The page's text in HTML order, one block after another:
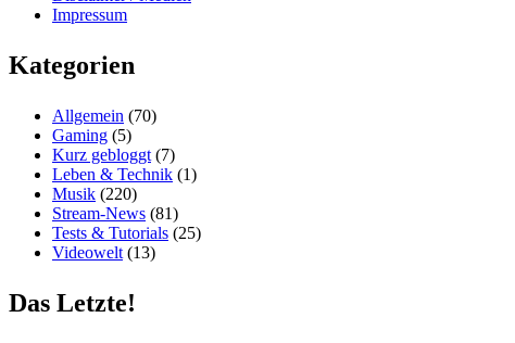
Impressum
Kategorien
Allgemein (70)
Gaming (5)
Kurz gebloggt (7)
Leben & Technik (1)
Musik (220)
Stream-News (81)
Tests & Tutorials (25)
Videowelt (13)
Das Letzte!